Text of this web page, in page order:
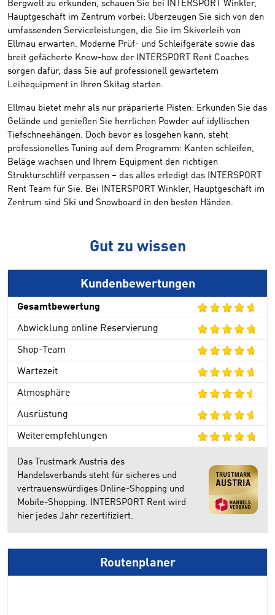
Bergwelt zu erkunden, schauen Sie bei INTERSPORT Winkler,
Hauptgeschäft im Zentrum vorbei: Überzeugen Sie sich von den
umfassenden Serviceleistungen, die Sie im Skiverleih von
Ellmau erwarten. Moderne Prüf- und Schleifgeräte sowie das
breit gefächerte Know-how der INTERSPORT Rent Coaches
sorgen dafür, dass Sie auf professionell gewartetem
Leihequipment in Ihren Skitag starten.
Ellmau bietet mehr als nur präparierte Pisten: Erkunden Sie das
Gelände und genießen Sie herrlichen Powder auf idyllischen
Tiefschneehängen. Doch bevor es losgehen kann, steht
professionelles Tuning auf dem Programm: Kanten schleifen,
Beläge wachsen und Ihrem Equipment den richtigen
Strukturschliff verpassen – das alles erledigt das INTERSPORT
Rent Team für Sie. Bei INTERSPORT Winkler, Hauptgeschäft im
Zentrum sind Ski und Snowboard in den besten Händen.
Gut zu wissen
Kundenbewertungen
Gesamtbewertung
Abwicklung online Reservierung
Shop-Team
Wartezeit
Atmosphäre
Ausrüstung
Weiterempfehlungen
Das Trustmark Austria des
Handelsverbands steht für sicheres und
vertrauenswürdiges Online-Shopping und
Mobile-Shopping. INTERSPORT Rent wird
hier jedes Jahr rezertifiziert.
Routenplaner